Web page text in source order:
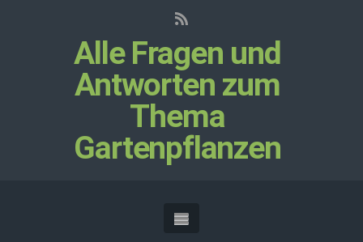
Alle Fragen und
Antworten zum
Thema
Gartenpflanzen